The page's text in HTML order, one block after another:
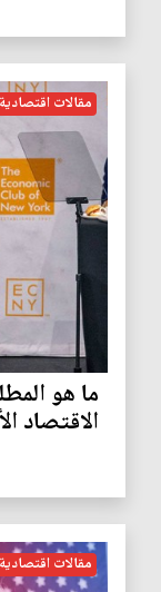
مقالات اقتصادية
ما هو
الاقتصاد
مقالات اقتصادية